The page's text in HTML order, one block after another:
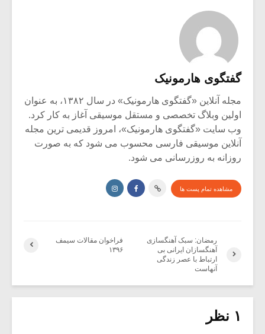
گفتگوی هارمونیک
مجله آنلاین «گفتگوی هارمونیک» در سال ۱۳۸۲، به عنوان
اولین وبلاگ تخصصی و مستقل موسیقی آغاز به کار کرد.
وب سایت «گفتگوی هارمونیک»، امروز قدیمی ترین مجله
آنلاین موسیقی فارسی محسوب می شود که به صورت
روزانه به روزرسانی می شود.
مشاهده تمام پست ها
فراخوان مقالات سیمف
۱۳۹۶
رمضان: سبک آهنگسازی
آهنگسازان ایرانی بی
ارتباط با عصر زندگی
آنهاست
۱ نظر